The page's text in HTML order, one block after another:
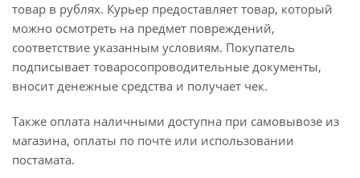
товар в рублях. Курьер предоставляет товар, который
можно осмотреть на предмет повреждений,
соответствие указанным условиям. Покупатель
подписывает товаросопроводительные документы,
вносит денежные средства и получает чек.
Также оплата наличными доступна при самовывозе из
магазина, оплаты по почте или использовании
постамата.